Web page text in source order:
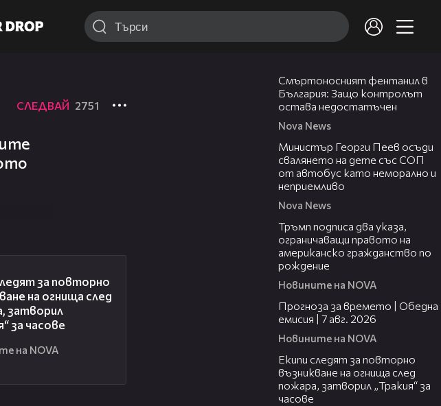
СЛЕДВАЙ 2751
за повторно
на огнища след
затворил
за часове
на NOVA
Смъртоносният фентанил в
България: Защо контролът
остава недостатъчен
Nova News
Министър Георги Пеев осъди
свалянето на дете със СОП
от автобус като неморално и
неприемливо
Nova News
Тръмп подписа два указа,
ограничаващи правото на
американско гражданство по
рождение
Новините на NOVA
Прогноза за времето | Обедна
емисия | 7 авг. 2026
Новините на NOVA
Екипи следят за повторно
възникване на огнища след
пожара, затворил „Тракия“ за
часове